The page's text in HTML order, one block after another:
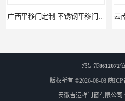
广西平移门定制 不锈钢平移门 别墅平移门
您是第8612072
版权所有 ©2026-08-08 皖ICP
安徽吉运祥门窗有限公司